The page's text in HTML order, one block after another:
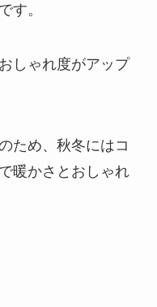
す。
しゃれ度がアップ
ため、秋冬にはコ
暖かさとおしゃれ